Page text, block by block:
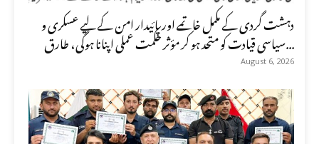
دہشت گردی کے مکمل خاتمے اور پائیدار امن کے لیے عسکری و
سیاسی قیادت کو متحد ہو کر مؤثر حکمت عملی اپنانا ہوگی، طارق...
August 6, 2026